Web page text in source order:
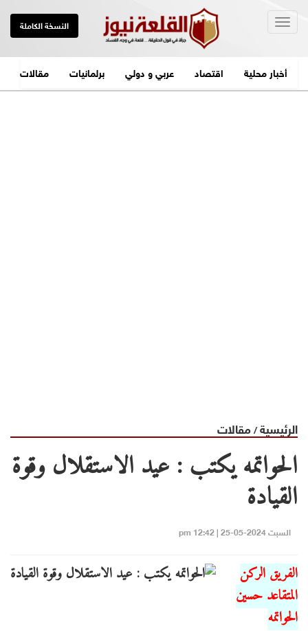
النسخة الكاملة
أخبار محلية اقتصاد عربي و دولي برلمانيات مقالات
الرئيسية/مقالات
الحواتمه يكتب : عيد الاستقلال وقوة
القيادة
السبت 2024-05-25 | 12:42 pm
الفريق الركن
المتقاعد حسين
الحواتمه